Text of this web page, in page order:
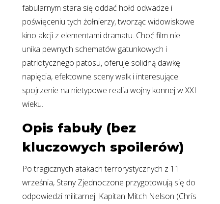
fabularnym stara się oddać hołd odwadze i
poświęceniu tych żołnierzy, tworząc widowiskowe
kino akcji z elementami dramatu. Choć film nie
unika pewnych schematów gatunkowych i
patriotycznego patosu, oferuje solidną dawkę
napięcia, efektowne sceny walk i interesujące
spojrzenie na nietypowe realia wojny konnej w XXI
wieku.
Opis fabuły (bez
kluczowych spoilerów)
Po tragicznych atakach terrorystycznych z 11
września, Stany Zjednoczone przygotowują się do
odpowiedzi militarnej. Kapitan Mitch Nelson (Chris